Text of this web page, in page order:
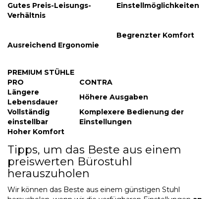
Gutes Preis-Leisungs-
Verhältnis
Einstellmöglichkeiten
Ausreichend Ergonomie
Begrenzter Komfort
PREMIUM STÜHLE
PRO
CONTRA
Längere
Lebensdauer
Höhere Ausgaben
Vollständig
einstellbar
Komplexere Bedienung der
Einstellungen
Hoher Komfort
Tipps, um das Beste aus einem
preiswerten Bürostuhl
herauszuholen
Wir können das Beste aus einem günstigen Stuhl